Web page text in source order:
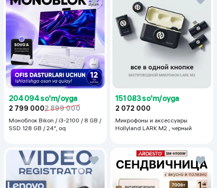
204 094 so'm/oyga
2 799 0002 899 000
Моноблок Bikon / i3-2100 / 8 GB /
SSD 128 GB / 24", oq
151 083 so'm/oyga
2 072 000
Микрофоны и аксессуары
Hollyland LARK M2 , черный